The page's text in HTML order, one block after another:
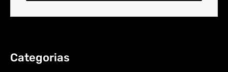
Categorias